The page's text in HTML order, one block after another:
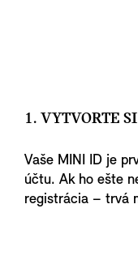
1. VYTVORTE
Vaše MINI ID je
účtu. Ak ho ešte
registrácia – trvá